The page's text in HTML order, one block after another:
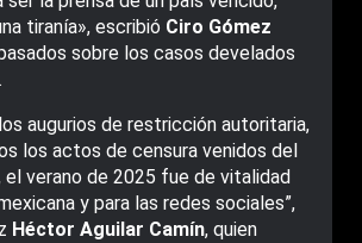
tiranía», escribió Ciro Gómez
sobre los casos develados
augurios de restricción autoritaria,
los actos de censura venidos del
el verano de 2025 fue de vitalidad
y para las redes sociales”,
Héctor Aguilar Camín, quien